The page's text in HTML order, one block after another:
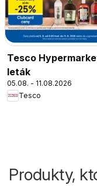
Tesco
leták
05.08. - 11.08.2026
Tesco
Produkty,